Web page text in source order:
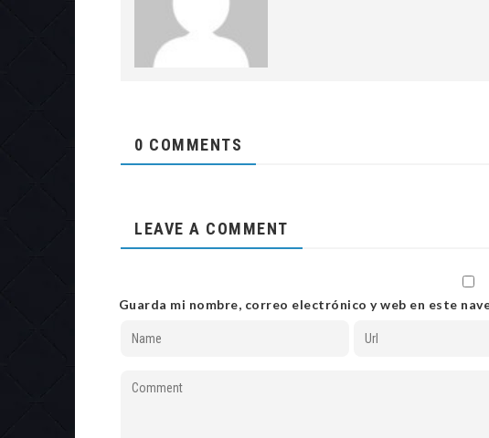
0 COMMENTS
LEAVE A COMMENT
Guarda mi nombre, correo electrónico y web en este